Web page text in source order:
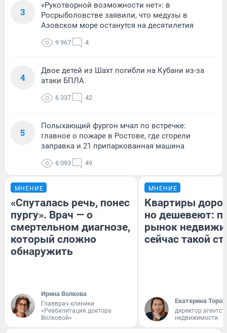
3
«Рукотворной возможности нет»: в
Росрыболовстве заявили, что медузы в
Азовском море останутся на десятилетия
9 967 4
4
Двое детей из Шахт погибли на Кубани из-за
атаки БПЛА
6 337 42
5
Полыхающий фургон мчал по встречке:
главное о пожаре в Ростове, где сгорели
заправка и 21 припаркованная машина
6 093 49
МНЕНИЕ
«Спуталась речь, понес
пургу». Врач — о
смертельном диагнозе,
который сложно
обнаружить
Ирина Волкова
Главврач клиники
«Реабилитация доктора
Волковой»
МНЕНИЕ
Квартиры
но дешевеют:
рынок
сейчас такой
Екатерина
директор
недвижимости